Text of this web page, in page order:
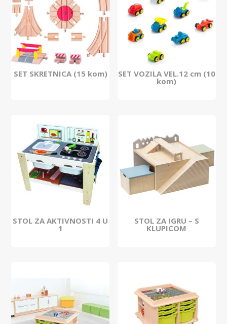
SET SKRETNICA (15 kom) SET VOZILA VEL.12 cm (10
kom)
STOL ZA AKTIVNOSTI 4 U
1
STOL ZA IGRU – S
KLUPICOM